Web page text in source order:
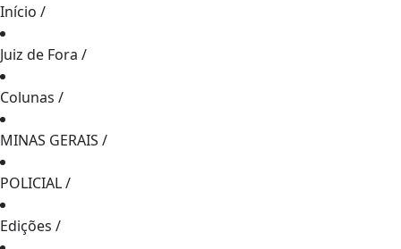
Início /
Juiz de Fora /
Colunas /
MINAS GERAIS /
POLICIAL/
Edições /